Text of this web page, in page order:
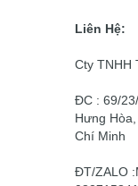
Liên Hệ:
Cty TNHH
ĐC : 69/
Hưng
Chí Minh
ĐT/ZALO